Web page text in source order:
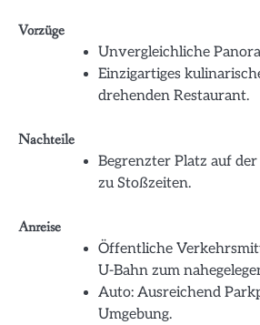
Vorzüge
Unvergleichliche
Einzigartiges
drehenden Restaurant.
Nachteile
Begrenzter Platz auf
zu Stoßzeiten.
Anreise
Öffentliche
U-Bahn zum
Auto: Ausreichend
Umgebung.